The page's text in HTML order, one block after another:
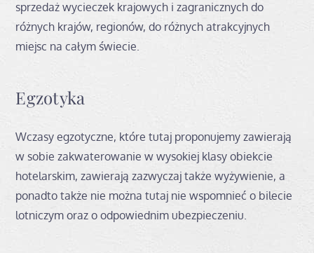
sprzedaż wycieczek krajowych i zagranicznych do
różnych krajów, regionów, do różnych atrakcyjnych
miejsc na całym świecie.
Egzotyka
Wczasy egzotyczne, które tutaj proponujemy zawierają
w sobie zakwaterowanie w wysokiej klasy obiekcie
hotelarskim, zawierają zazwyczaj także wyżywienie, a
ponadto także nie można tutaj nie wspomnieć o bilecie
lotniczym oraz o odpowiednim ubezpieczeniu.